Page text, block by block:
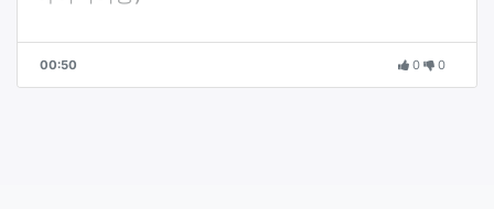
00:50 0 0